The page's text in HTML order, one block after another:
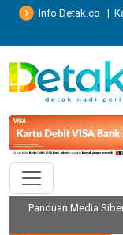
Info Detak.co |
Panduan Media